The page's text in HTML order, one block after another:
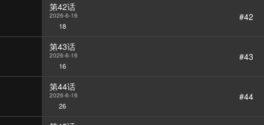
第42话
2026-6-16
18
#42
第43话
2026-6-16
16
#43
第44话
2026-6-16
26
#44